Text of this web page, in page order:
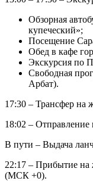
Обзорная
купеческий»;
Посещение
Обед в кафе
Экскурсия по
Свободная
Арбат).
17:30 – Трансфер на
18:02 –
В пути – Выдача
22:17 – Прибытие на
(МСК +0).